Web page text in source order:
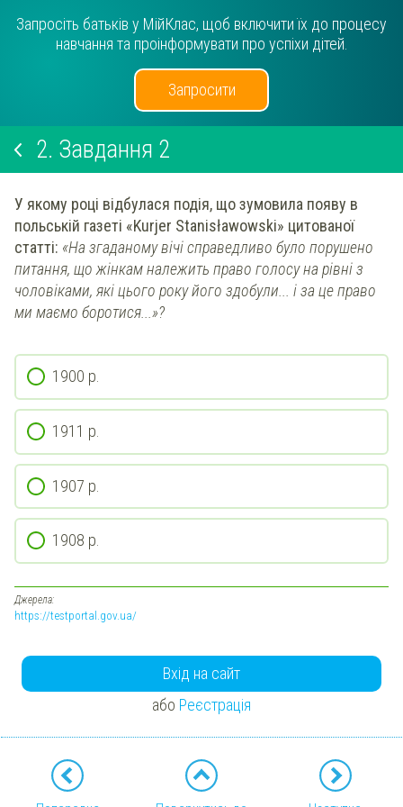
Запросіть батьків у МійКлас, щоб включити їх до процесу
навчання та проінформувати про успіхи дітей.
Запросити
2. Завдання 2
У якому році відбулася подія, що зумовила появу в
польській газеті «Kurjer Stanisławowski» цитованої
статті: «На згаданому вічі справедливо було порушено
питання, що жінкам належить право голосу на рівні з
чоловіками, які цього року його здобули... і за це право
ми маємо боротися...»?
1900 р.
1911 р.
1907 р.
1908 р.
Джерела:
https://testportal.gov.ua/
Вхід на сайт
або Реєстрація